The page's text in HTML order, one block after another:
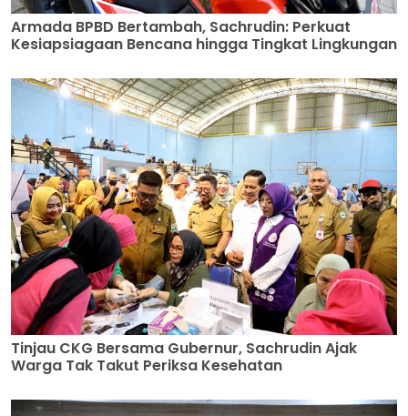
Armada BPBD Bertambah, Sachrudin: Perkuat
Kesiapsiagaan Bencana hingga Tingkat Lingkungan
Tinjau CKG Bersama Gubernur, Sachrudin Ajak
Warga Tak Takut Periksa Kesehatan